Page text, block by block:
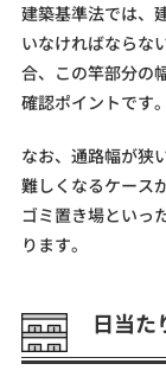
建築基準法では、
いなければならな
合、この竿部分の
確認ポイントです。
なお、通路幅が狭
難しくなるケース
ゴミ置き場といっ
ります。
日当た